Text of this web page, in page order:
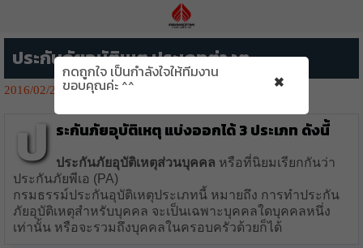
ประกันภัยอุบัติเหตุ ประเภทต่างๆ
2016/02/283107👁️‍🗨️
ป ระกันภัยอุบัติเหตุ แบ่งออกได้ 3 ประเภท ดังนี้
ประกันภัยอุบัติเหตุส่วนบุคคล หรือที่นิยมเรียกกันว่า
ประกันภัยพีเอ (PA)
กรมธรรม์ประกันอุบัติเหตุประเภทนี้ หมายถึง การทำประกัน
ภัยอุบัติเหตุสำหรับบุคคล จะเป็นเฉพาะบุคคลใดบุคคลหนึ่ง
เท่านั้น หรือจะรวมถึงบุคคลในครอบครัวด้วยก็ได้
กดถูกใจ เป็นกำลังใจให้ทีมงาน
ขอบคุณค่ะ ^^ ×